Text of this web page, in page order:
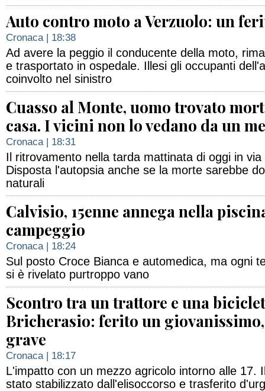
Auto contro moto a Verzuolo: un
Cronaca| 18:38
Ad avere la peggio il conducente della moto,
e trasportato in ospedale. Illesi gli occupanti
coinvolto nel sinistro
Cuasso al Monte, uomo trovato
casa. I vicini non lo vedano da un
Cronaca| 18:31
Il ritrovamento nella tarda mattinata di oggi in
Disposta l'autopsia anche se la morte sarebbe
naturali
Calvisio, 15enne annega nella
campeggio
Cronaca| 18:24
Sul posto Croce Bianca e automedica, ma ogni
si è rivelato purtroppo vano
Scontro tra un trattore e una
Bricherasio: ferito un
grave
Cronaca| 18:17
L'impatto con un mezzo agricolo intorno alle 17.
stato stabilizzato dall'elisoccorso e trasferito